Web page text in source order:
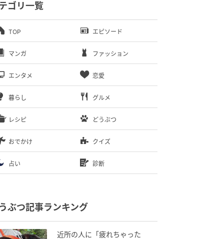
ゴリ一覧
TOP エピソード
マンガ ファッション
エンタメ 恋愛
暮らし グルメ
レシピ どうぶつ
おでかけ クイズ
占い 診断
ぶつ記事ランキング
近所の人に「疲れちゃった